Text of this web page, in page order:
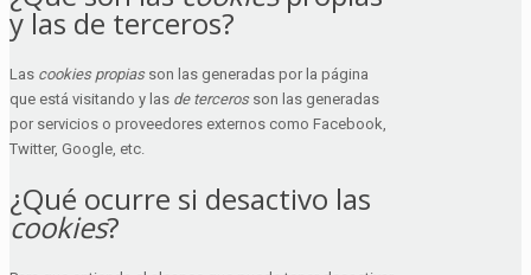
y las de terceros?
Las cookies propiasson las generadas por la página
que está visitando y las de tercerosson las generadas
por servicios o proveedores externos como Facebook,
Twitter, Google, etc.
¿Qué ocurre si desactivo las
cookies?